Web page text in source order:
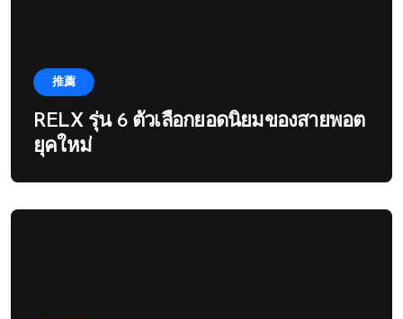
推薦
RELX รุ่น 6 ตัวเลือกยอดนิยมของสายพอต
ยุคใหม่